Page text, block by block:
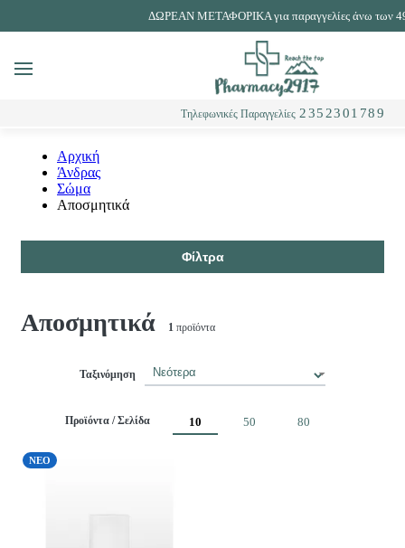
ΔΩΡΕΑΝ ΜΕΤΑΦΟΡΙΚΑ για παραγγελίες άνω των
Τηλεφωνικές Παραγγελίες 2352301789
MENU
Αρχική
Άνδρας
Σώμα
Αποσμητικά
Φίλτρα
Αποσμητικά 1 προϊόντα
Ταξινόμηση
Προϊόντα / Σελίδα 10 50 80
ΝΕΟ